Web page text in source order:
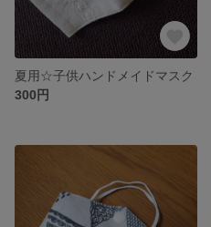
夏用☆子供ハンドメイドマスク
300円